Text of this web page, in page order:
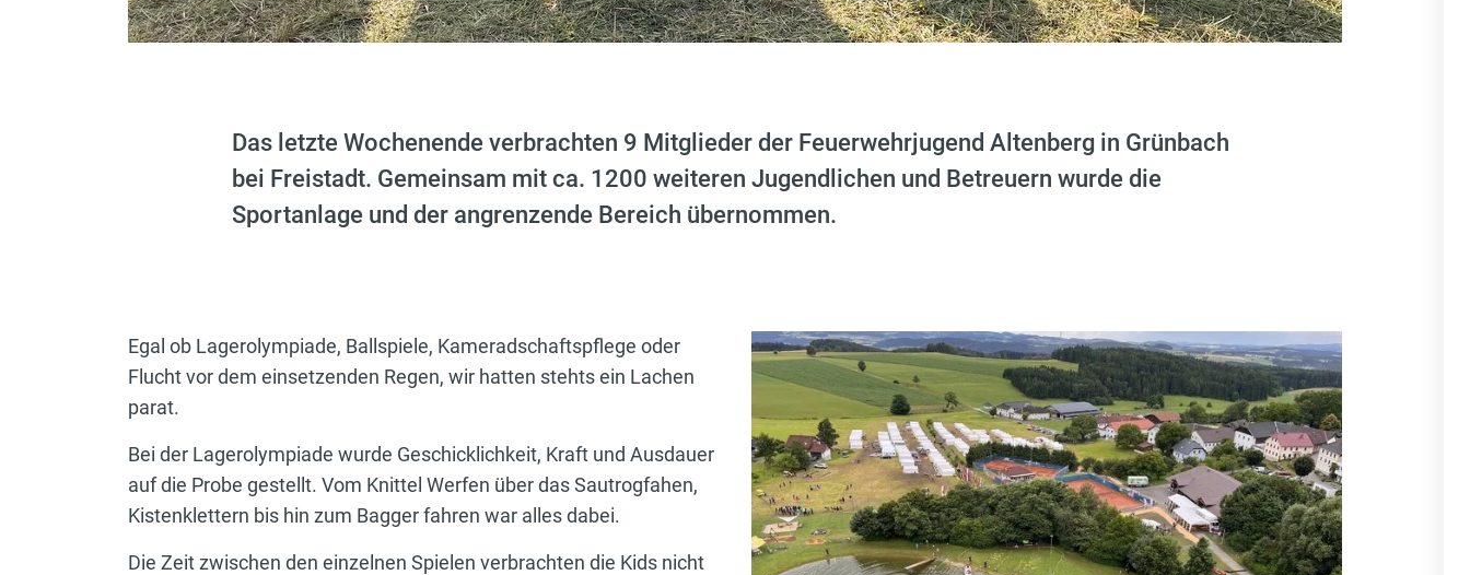
Das letzte Wochenende verbrachten 9 Mitglieder der Feuerwehrjugend Altenberg in Grünbach
bei Freistadt. Gemeinsam mit ca. 1200 weiteren Jugendlichen und Betreuern wurde die
Sportanlage und der angrenzende Bereich übernommen.
Egal ob Lagerolympiade, Ballspiele, Kameradschaftspflege oder
Flucht vor dem einsetzenden Regen, wir hatten stehts ein Lachen
parat.
Bei der Lagerolympiade wurde Geschicklichkeit, Kraft und Ausdauer
auf die Probe gestellt. Vom Knittel Werfen über das Sautrogfahen,
Kistenklettern bis hin zum Bagger fahren war alles dabei.
Die Zeit zwischen den einzelnen Spielen verbrachten die Kids nicht